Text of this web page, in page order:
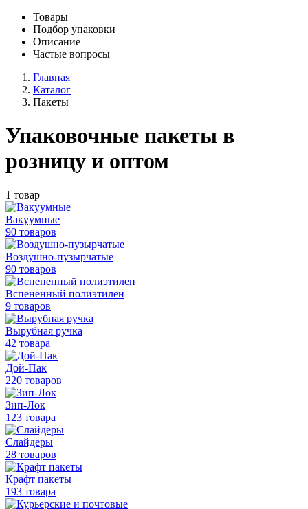
Товары
Подбор упаковки
Описание
Частые вопросы
Главная
Каталог
Пакеты
Упаковочные пакеты в
розницу и оптом
1 товар
Вакуумные
90 товаров
Воздушно-пузырчатые
90 товаров
Вспененный полиэтилен
9 товаров
Вырубная ручка
42 товара
Дой-Пак
220 товаров
Зип-Лок
123 товара
Слайдеры
28 товаров
Крафт пакеты
193 товара